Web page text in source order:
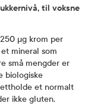
til voksne
µg krom per
mineral som
små mengder er
biologiske
et normalt
ikke gluten,